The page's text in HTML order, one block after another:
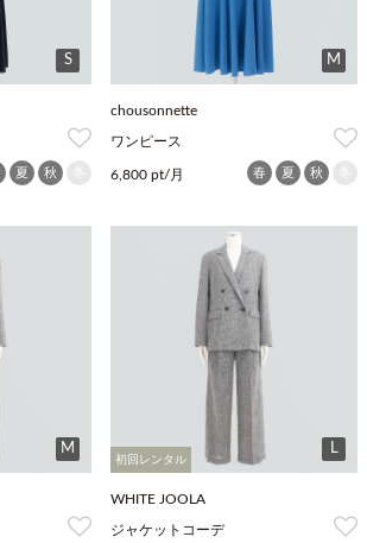
S
夏 秋
M
chousonnette
ワンピース
6,800 pt/月 春 夏 秋
M
初回レンタル
L
WHITE JOOLA
ジャケットコーデ